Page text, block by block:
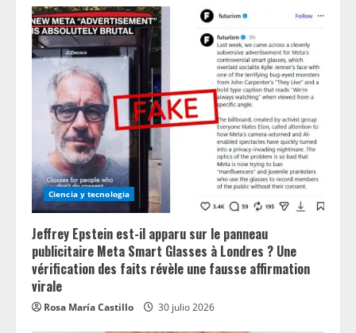
Ciencia y tecnologia
Jeffrey Epstein est-il apparu sur le panneau
publicitaire Meta Smart Glasses à Londres ? Une
vérification des faits révèle une fausse affirmation
virale
Rosa María Castillo 30 julio 2026